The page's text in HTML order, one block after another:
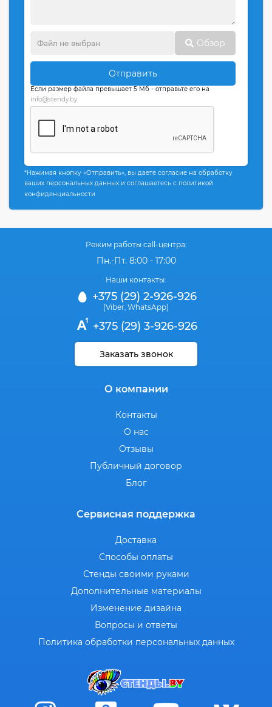
Обзор
Отправить
Если размер файла превышает 5 Мб - отправьте его на
info@stendy.by
*Нажимая кнопку «Отправить», вы даете согласие на обработку
ваших персональных данных и соглашаетесь с политикой
конфиденциальности
Режим работы call-центра:
Пн.-Пт. 8:00 - 17:00
Наши контакты:
+375 (29) 2-926-926
(Viber WhatsApp)
+375 (29) 3-926-926
Заказать звонок
О компании
Контакты
О нас
Отзывы
Публичный договор
Блог
Сервисная поддержка
Доставка
Способы оплаты
Стенды своими руками
Дополнительные материалы
Изменение дизайна
Вопросы и ответы
Политика обработки персональных данных